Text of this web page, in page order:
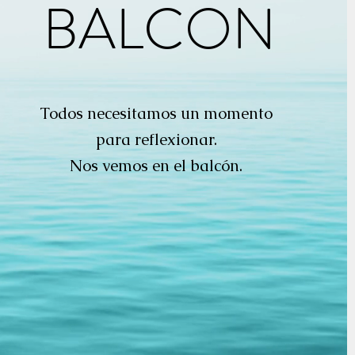
BALCON
Todos necesitamos un momento
para reflexionar.
Nos vemos en el balcón.